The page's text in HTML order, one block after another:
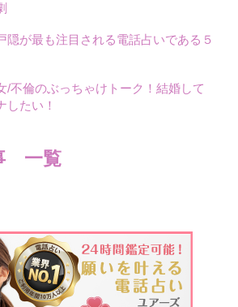
隠が最も注目される電話占いである５
/不倫のぶっちゃけトーク！結婚して
したい！
一覧